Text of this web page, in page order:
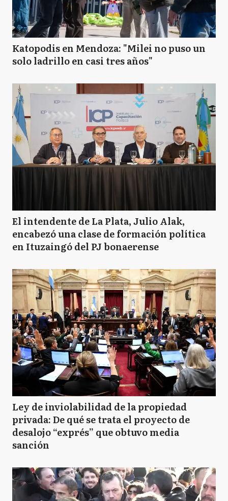
Katopodis en Mendoza: "Milei no puso un
solo ladrillo en casi tres años"
El intendente de La Plata, Julio Alak,
encabezó una clase de formación política
en Ituzaingó del PJ bonaerense
Ley de inviolabilidad de la propiedad
privada: De qué se trata el proyecto de
desalojo “exprés” que obtuvo media
sanción